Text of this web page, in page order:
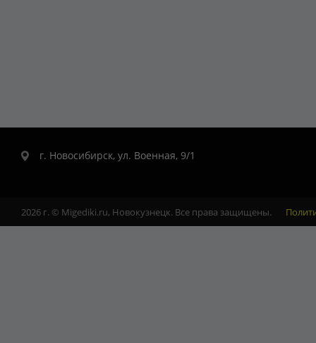
г. Новосибирск, ул. Военная, 9/1
2026 г. © Migediki.ru, Новокузнецк. Все права защищены.